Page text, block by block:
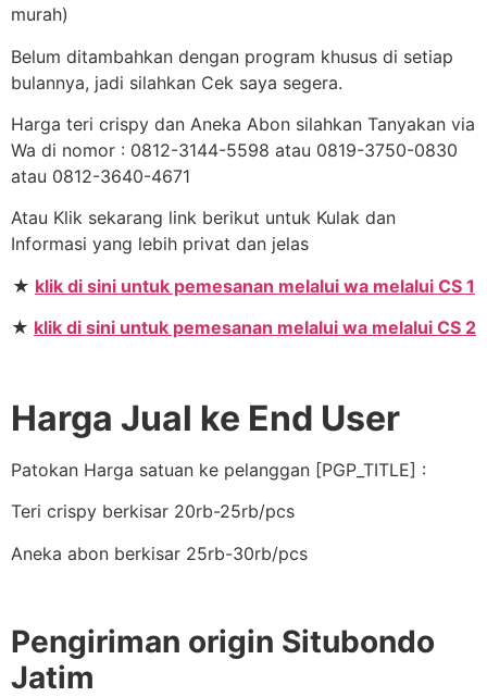
murah)
Belum ditambahkan dengan program khusus di setiap
bulannya, jadi silahkan Cek saya segera.
Harga teri crispy dan Aneka Abon silahkan Tanyakan via
Wa di nomor : 0812-3144-5598 atau 0819-3750-0830
atau 0812-3640-4671
Atau Klik sekarang link berikut untuk Kulak dan
Informasi yang lebih privat dan jelas
★ klik di sini untuk pemesanan melalui wa melalui CS 1
★ klik di sini untuk pemesanan melalui wa melalui CS 2
Harga Jual ke End User
Patokan Harga satuan ke pelanggan [PGP_TITLE] :
Teri crispy berkisar 20rb-25rb/pcs
Aneka abon berkisar 25rb-30rb/pcs
Pengiriman origin Situbondo
Jatim